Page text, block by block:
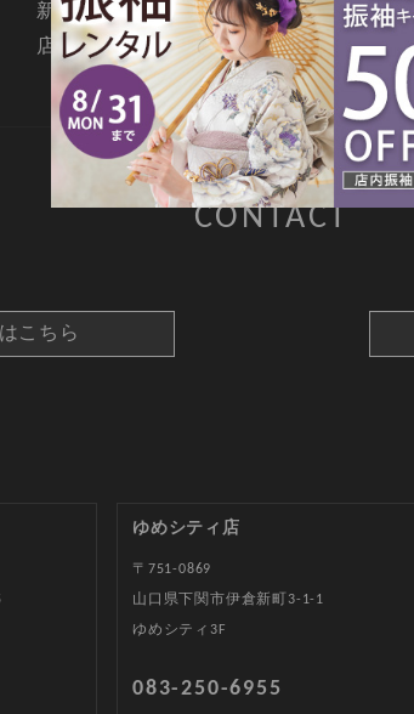
新着情報 撮影メニュー
店舗情報 よくあるご質問
CONTACT
こちら
ゆめシティ店
〒751-0869
山口県下関市伊倉新町3-1-1
ゆめシティ3F
083-250-6955